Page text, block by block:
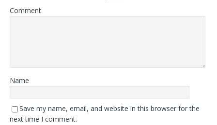
Comment
Name
Save my name, email, and website in this browser for the
next time I comment.